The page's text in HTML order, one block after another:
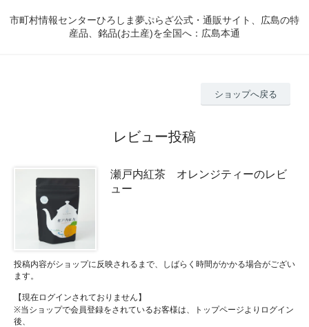
市町村情報センターひろしま夢ぷらざ公式・通販サイト、広島の特
産品、銘品(お土産)を全国へ：広島本通
ショップへ戻る
レビュー投稿
瀬戸内紅茶 オレンジティーのレビ
ュー
投稿内容がショップに反映されるまで、しばらく時間がかかる場合がござい
ます。
【現在ログインされておりません】
※当ショップで会員登録をされているお客様は、トップページよりログイン
後、